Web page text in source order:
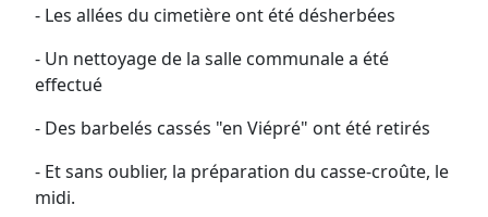
- Les allées du cimetière ont été désherbées
- Un nettoyage de la salle communale a été
effectué
- Des barbelés cassés "en Viépré" ont été retirés
- Et sans oublier, la préparation du casse-croûte, le
midi.